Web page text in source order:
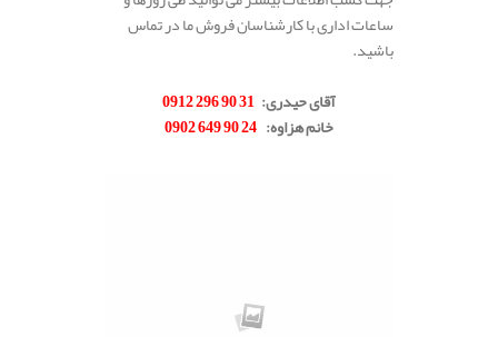
ساعات اداری با کارشناسان فروش ما در تماس
باشید.
آقای حیدری:
31 90 296 0912
خانم هزاوه:
24 90 649 0902